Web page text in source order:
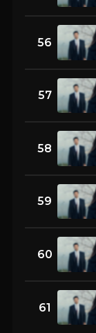
56
57
58
59
60
61